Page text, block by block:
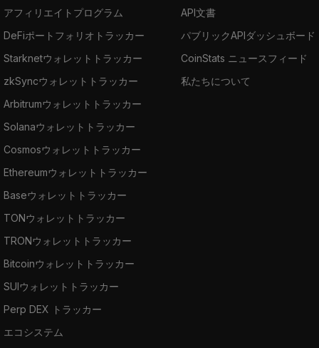
アフィリエイトプログラム
DeFiポートフォリオトラッカー
Starknetウォレットトラッカー
zkSyncウォレットトラッカー
Arbitrumウォレットトラッカー
Solanaウォレットトラッカー
Cosmosウォレットトラッカー
Ethereumウォレットトラッカー
Baseウォレットトラッカー
TONウォレットトラッカー
TRONウォレットトラッカー
Bitcoinウォレットトラッカー
SUIウォレットトラッカー
Perp DEX トラッカー
エコシステム
API文書
パブリックAPIダッシュボード
CoinStats ニュースフィード
私たちについて